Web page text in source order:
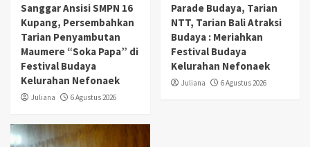
Sanggar Ansisi SMPN 16
Kupang, Persembahkan
Tarian Penyambutan
Maumere “Soka Papa” di
Festival Budaya
Kelurahan Nefonaek
Juliana 6 Agustus 2026
Parade Budaya, Tarian
NTT, Tarian Bali Atraksi
Budaya : Meriahkan
Festival Budaya
Kelurahan Nefonaek
Juliana 6 Agustus 2026